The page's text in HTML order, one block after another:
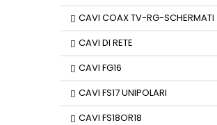
CAVI COAX TV-RG-SCHERMATI
CAVI DI RETE
CAVI FG16
CAVI FS17 UNIPOLARI
CAVI FS18OR18